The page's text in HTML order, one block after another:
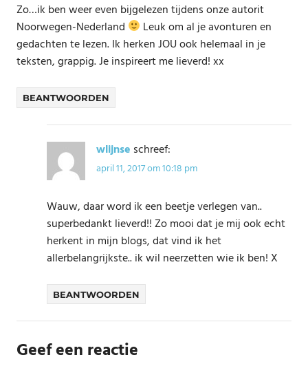
Zo…ik ben weer even bijgelezen tijdens onze autorit
Noorwegen-Nederland
Leuk om al je avonturen en
gedachten te lezen. Ik herken JOU ook helemaal in je
teksten, grappig. Je inspireert me lieverd! xx
BEANTWOORDEN
wlijnse schreef:
april 11, 2017 om 10:18 pm
Wauw, daar word ik een beetje verlegen van..
superbedankt lieverd!! Zo mooi dat je mij ook echt
herkent in mijn blogs, dat vind ik het
allerbelangrijkste.. ik wil neerzetten wie ik ben! X
BEANTWOORDEN
Geef een reactie